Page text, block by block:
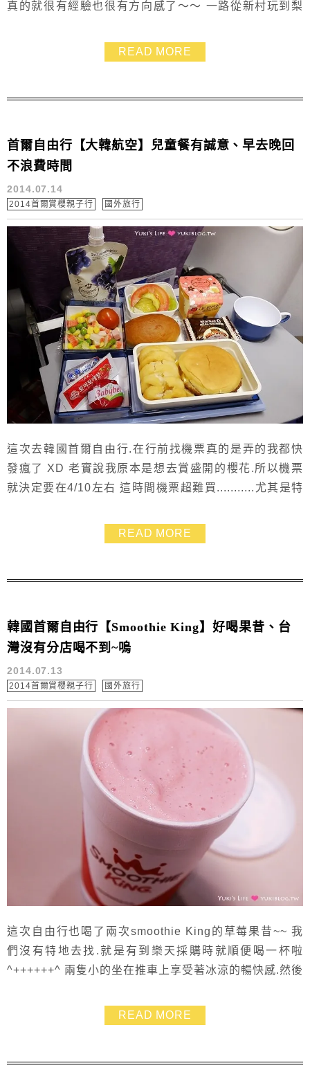
真的就很有經驗也很有方向感了～～ 一路從新村玩到梨
家印象最深刻的就是梨花女子大學了！一定要到校門口拍
張照的啦～～ 然後還有超大高跟鞋的Koseny文具店～
READ MORE
首爾自由行【大韓航空】兒童餐有誠意、早去晚回
不浪費時間
2014.07.14
2014首爾賞櫻親子行 國外旅行
這次去韓國首爾自由行.在行前找機票真的是弄的我都快
發瘋了 XD 老實說我原本是想去賞盛開的櫻花.所以機票
就決定要在4/10左右 這時間機票超難買...........尤其是特
訂到的是大韓航空 去程：07:45-11:10 回程：20:35-
22:10 票價：成人6,489+2,949＝9438 兒童
READ MORE
韓國首爾自由行【Smoothie King】好喝果昔、台
灣沒有分店喝不到~嗚
2014.07.13
2014首爾賞櫻親子行 國外旅行
這次自由行也喝了兩次smoothie King的草莓果昔~~ 我
們沒有特地去找.就是有到樂天採購時就順便喝一杯啦
^++++++^ 兩隻小的坐在推車上享受著冰涼的暢快感.然後
昔.我還覺得有點怪怪的 結果第二回買就是草莓冰沙的味
道了~~ 難道第一回是點錯了嗎 XD 我整個還是搞不懂呀
READ MORE